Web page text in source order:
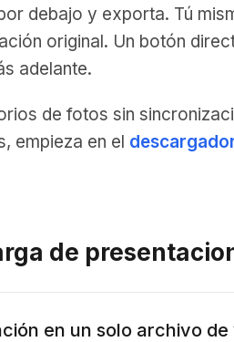
debajo y exporta. Tú
original. Un botón
adelante.
de fotos sin
empieza en el
de
en un solo archivo de